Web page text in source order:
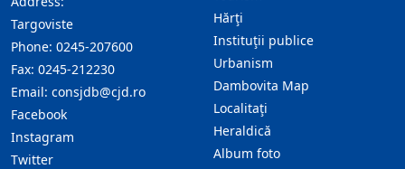
Targoviste
Phone: 0245-207600
Fax: 0245-212230
Email: consjdb@cjd.ro
Facebook
Instagram
Twitter
Hărţi
Instituţii publice
Urbanism
Dambovita Map
Localitaţi
Heraldică
Album foto